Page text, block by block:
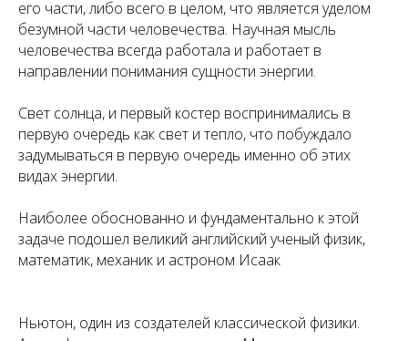
его части, либо всего в целом, что является уделом
безумной части человечества. Научная мысль
человечества всегда работала и работает в
направлении понимания сущности энергии.
Свет солнца, и первый костер воспринимались в
первую очередь как свет и тепло, что побуждало
задумываться в первую очередь именно об этих
видах энергии.
Наиболее обоснованно и фундаментально к этой
задаче подошел великий английский ученый физик,
математик, механик и астроном Исаак
Ньютон, один из создателей классической физики.